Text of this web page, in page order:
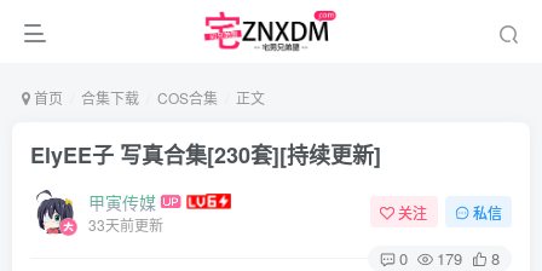
首页 合集下载 COS合集 正文
ElyEE子 写真合集[230套][持续更新]
甲寅传媒
33天前更新
关注 私信
0 179 8